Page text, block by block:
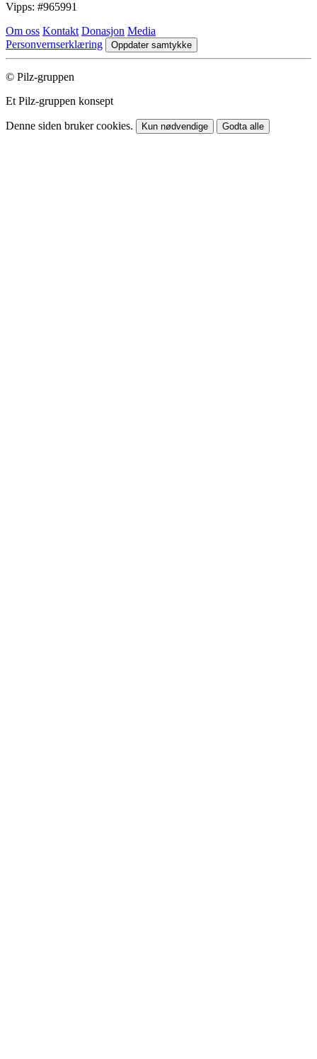
Vipps: #965991
Om oss Kontakt Donasjon Media
Personvernserklæring
Oppdater samtykke
© Pilz-gruppen
Et Pilz-gruppen konsept
Denne siden bruker cookies. Kun nødvendige Godta alle